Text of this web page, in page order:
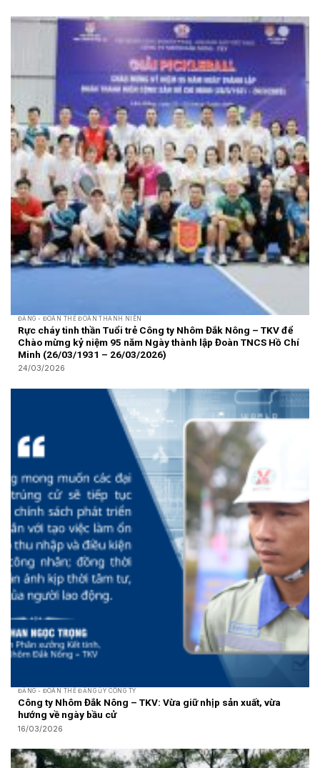
ĐẢNG - ĐOÀN THỂ ĐOÀN THANH NIÊN
Rực cháy tinh thần Tuổi trẻ Công ty Nhôm Đắk Nông – TKV để
Chào mừng kỷ niệm 95 năm Ngày thành lập Đoàn TNCS Hồ Chí
Minh (26/03/1931 – 26/03/2026)
24/03/2026
ĐẢNG - ĐOÀN THỂ ĐẢNG ỦY CÔNG TY
Công ty Nhôm Đắk Nông – TKV: Vừa giữ nhịp sản xuất, vừa
hướng về ngày bầu cử
16/03/2026